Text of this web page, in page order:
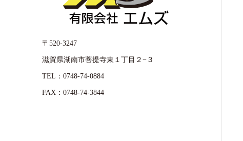
〒520-3247
滋賀県湖南市菩提寺東１丁目２−３
TEL：0748-74-0884
FAX：0748-74-3844